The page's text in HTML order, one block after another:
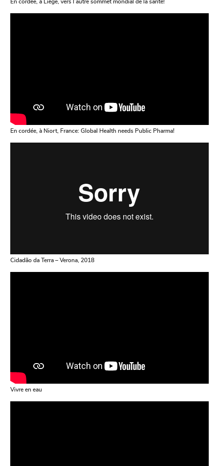
En cordée, à Liège, vers l’autre sommet mondial de la santé!
En cordée, à Niort, France: Global Health needs Public Pharma!
Cidadão da Terra – Verona, 2018
Vivre en eau